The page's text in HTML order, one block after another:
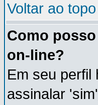
Voltar ao topo
Como
on-line?
Em seu perfil
assinalar